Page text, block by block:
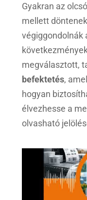
Gyakran az
mellett
végiggondolnák
megválasztott,
befektetés,
hogyan
élvezhesse a
olvasható